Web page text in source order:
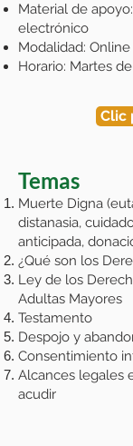
Material de
electrónico
Modalidad:
Horario: Martes
Clic
Temas
Muerte Digna
distanasia,
anticipada,
¿Qué son los
Ley de los
Adultas Mayores
Testamento
Despojo y
Consentimiento
Alcances legales
acudir